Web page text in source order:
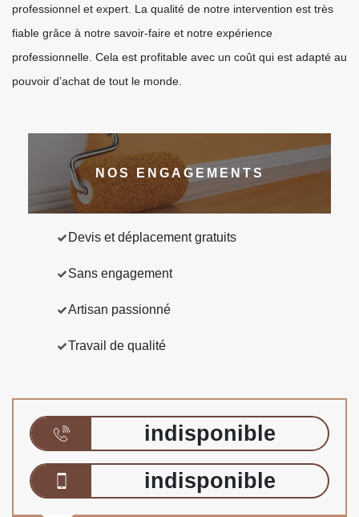
professionnel et expert. La qualité de notre intervention est très
fiable grâce à notre savoir-faire et notre expérience
professionnelle. Cela est profitable avec un coût qui est adapté au
pouvoir d’achat de tout le monde.
NOS ENGAGEMENTS
Devis et déplacement gratuits
Sans engagement
Artisan passionné
Travail de qualité
indisponible
indisponible